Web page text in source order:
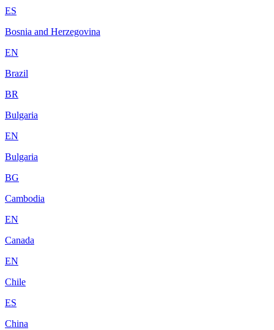
ES
Bosnia and Herzegovina
EN
Brazil
BR
Bulgaria
EN
Bulgaria
BG
Cambodia
EN
Canada
EN
Chile
ES
China